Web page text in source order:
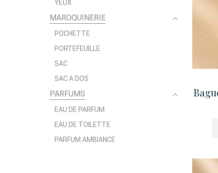
YEUX
MAROQUINERIE
POCHETTE
PORTEFEUILLE
SAC
SAC A DOS
PARFUMS
EAU DE PARFUM
EAU DE TOILETTE
PARFUM AMBIANCE